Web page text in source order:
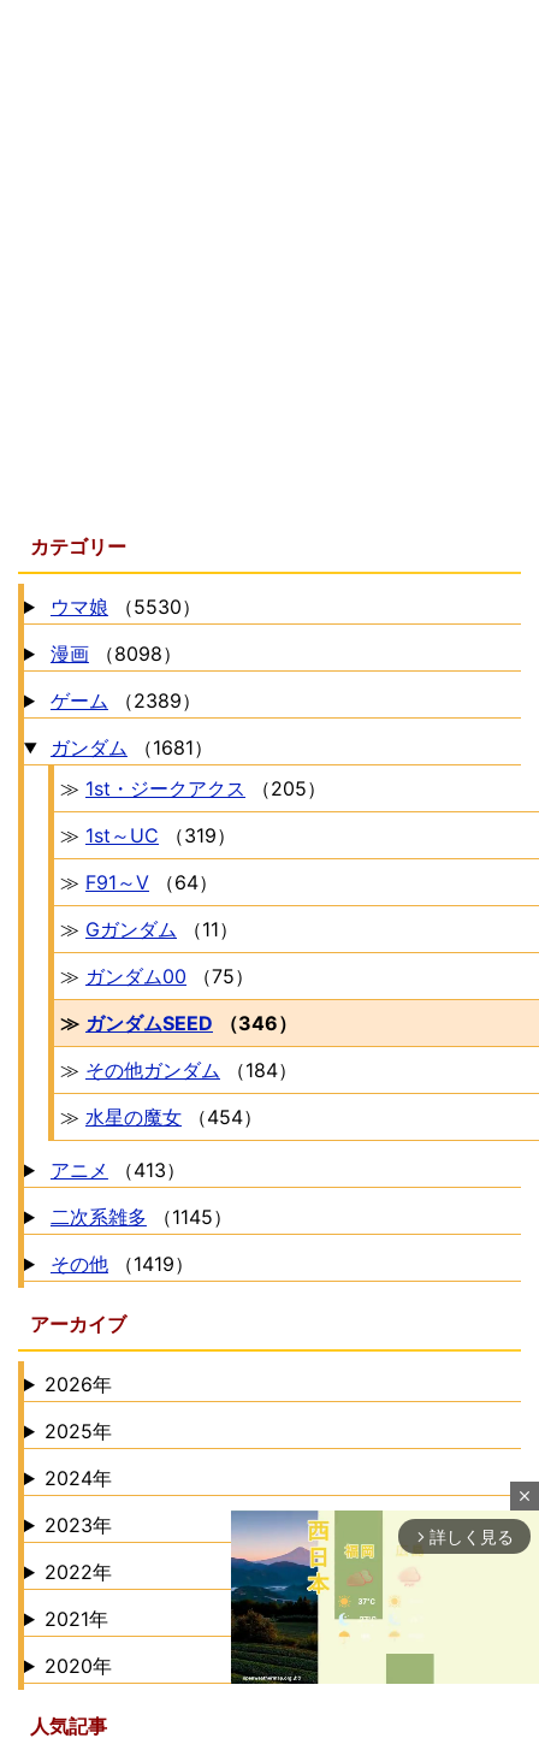
カテゴリー
ウマ娘
（5530）
漫画
（8098）
ゲーム
（2389）
ガンダム
（1681）
≫ 1st・ジークアクス
（205）
≫ 1st～UC
（319）
≫ F91～V
（64）
≫ Gガンダム
（11）
≫ ガンダム00
（75）
≫ ガンダムSEED
（346）
≫ その他ガンダム
（184）
≫ 水星の魔女 （454）
アニメ
（413）
二次系雑多
（1145）
その他
（1419）
アーカイブ
2026年
2025年
2024年
2023年
2022年
2021年
2020年
人気記事
close
arrow_forward_ios 詳しく見る